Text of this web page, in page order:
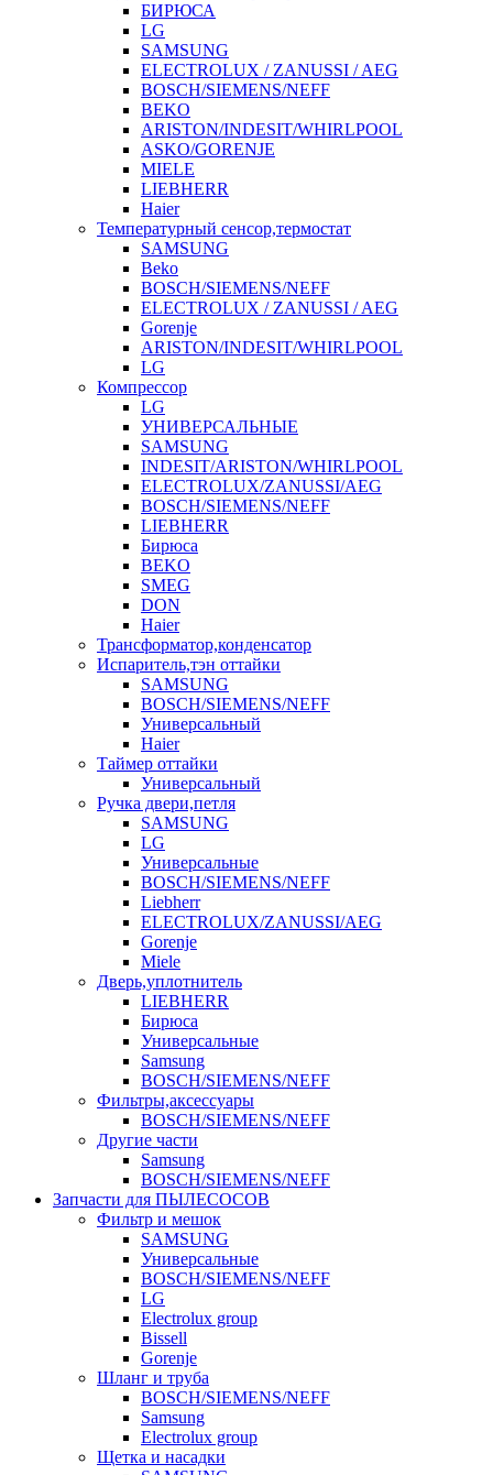
БИРЮСА
LG
SAMSUNG
ELECTROLUX / ZANUSSI / AEG
BOSCH/SIEMENS/NEFF
BEKO
ARISTON/INDESIT/WHIRLPOOL
ASKO/GORENJE
MIELE
LIEBHERR
Haier
Температурный сенсор,термостат
SAMSUNG
Beko
BOSCH/SIEMENS/NEFF
ELECTROLUX / ZANUSSI / AEG
Gorenje
ARISTON/INDESIT/WHIRLPOOL
LG
Компрессор
LG
УНИВЕРСАЛЬНЫЕ
SAMSUNG
INDESIT/ARISTON/WHIRLPOOL
ELECTROLUX/ZANUSSI/AEG
BOSCH/SIEMENS/NEFF
LIEBHERR
Бирюса
BEKO
SMEG
DON
Haier
Трансформатор,конденсатор
Испаритель,тэн оттайки
SAMSUNG
BOSCH/SIEMENS/NEFF
Универсальный
Haier
Таймер оттайки
Универсальный
Ручка двери,петля
SAMSUNG
LG
Универсальные
BOSCH/SIEMENS/NEFF
Liebherr
ELECTROLUX/ZANUSSI/AEG
Gorenje
Miele
Дверь,уплотнитель
LIEBHERR
Бирюса
Универсальные
Samsung
BOSCH/SIEMENS/NEFF
Фильтры,аксессуары
BOSCH/SIEMENS/NEFF
Другие части
Samsung
BOSCH/SIEMENS/NEFF
Запчасти для ПЫЛЕСОСОВ
Фильтр и мешок
SAMSUNG
Универсальные
BOSCH/SIEMENS/NEFF
LG
Electrolux group
Bissell
Gorenje
Шланг и труба
BOSCH/SIEMENS/NEFF
Samsung
Electrolux group
Щетка и насадки